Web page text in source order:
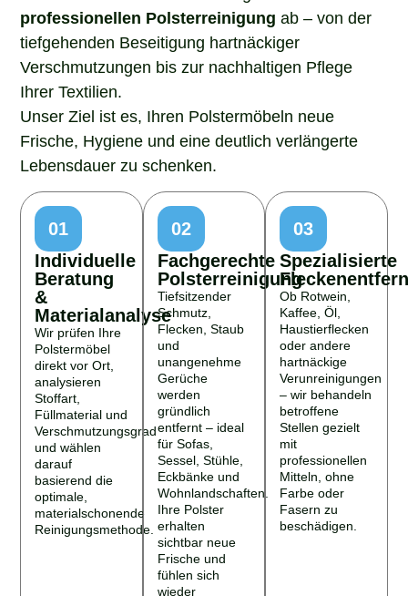
professionellen Polsterreinigung ab – von der
tiefgehenden Beseitigung hartnäckiger
Verschmutzungen bis zur nachhaltigen Pflege
Ihrer Textilien.
Unser Ziel ist es, Ihren Polstermöbeln neue
Frische, Hygiene und eine deutlich verlängerte
Lebensdauer zu schenken.
01
Individuelle
Beratung
&
Materialanalyse
Wir prüfen Ihre
Polstermöbel
direkt vor Ort,
analysieren
Stoffart,
Füllmaterial und
Verschmutzungsgrad
und wählen
darauf
basierend die
optimale,
materialschonende
Reinigungsmethode.
02
Fachgerechte
Polsterreinigung
Tiefsitzender
Schmutz,
Flecken, Staub
und
unangenehme
Gerüche
werden
gründlich
entfernt – ideal
für Sofas,
Sessel, Stühle,
Eckbänke und
Wohnlandschaften.
Ihre Polster
erhalten
sichtbar neue
Frische und
fühlen sich
wieder
03
Spezialisierte
Ob Rotwein,
Kaffee, Öl,
Haustierflecken
oder andere
hartnäckige
Verunreinigungen
– wir behandeln
betroffene
Stellen gezielt
mit
professionellen
Mitteln, ohne
Farbe oder
Fasern zu
beschädigen.